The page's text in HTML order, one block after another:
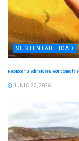
SUSTENTABILIDAD
Reconocen a Schneider Electric como
JUNIO 23, 2026